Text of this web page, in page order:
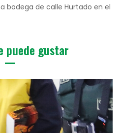
bodega de calle Hurtado en el
puede gustar